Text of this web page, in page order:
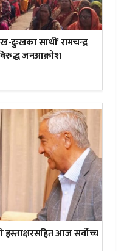
दुःखका साथी’ रामचन्द्र
जनआक्रोश
आज सर्वोच्च